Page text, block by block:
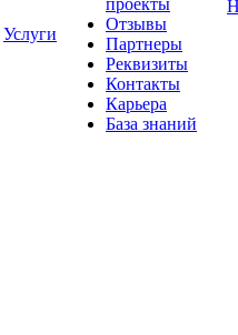
Услуги
проекты
Отзывы
Партнеры
Реквизиты
Контакты
Карьера
База знаний